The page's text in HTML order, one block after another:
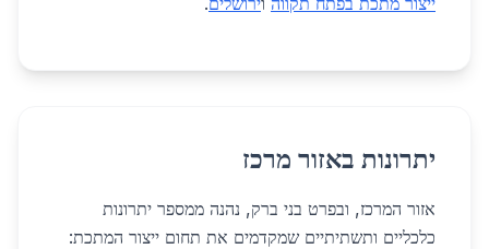
יתרונות באזור מרכז
אזור המרכז, ובפרט בני ברק, נהנה ממספר יתרונות
כלכליים ותשתיתיים שמקדמים את תחום ייצור המתכת: